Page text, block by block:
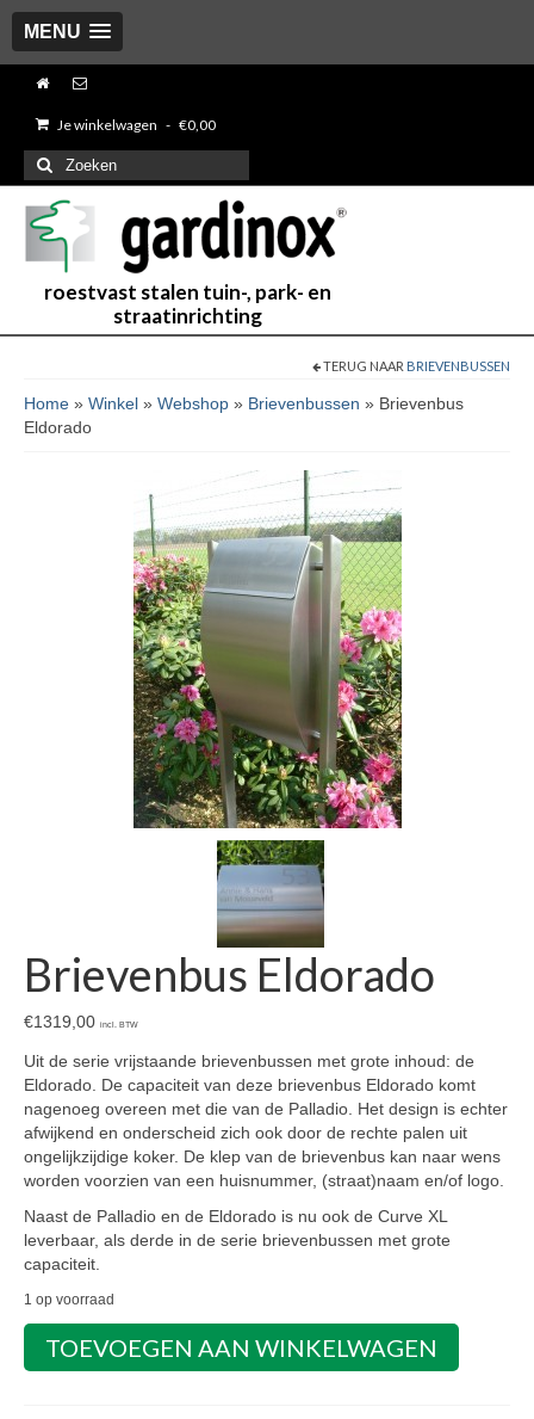
MENU
Je winkelwagen - €0,00
Zoeken
naar:
roestvast stalen tuin-, park- en
straatinrichting
TERUG NAAR BRIEVENBUSSEN
Home » Winkel » Webshop » Brievenbussen » Brievenbus
Eldorado
Brievenbus Eldorado
€1319,00 incl. BTW
Uit de serie vrijstaande brievenbussen met grote inhoud: de
Eldorado. De capaciteit van deze brievenbus Eldorado komt
nagenoeg overeen met die van de Palladio. Het design is echter
afwijkend en onderscheid zich ook door de rechte palen uit
ongelijkzijdige koker. De klep van de brievenbus kan naar wens
worden voorzien van een huisnummer, (straat)naam en/of logo.
Naast de Palladio en de Eldorado is nu ook de Curve XL
leverbaar, als derde in de serie brievenbussen met grote
capaciteit.
1 op voorraad
Brievenbus
Eldorado
TOEVOEGEN AAN WINKELWAGEN